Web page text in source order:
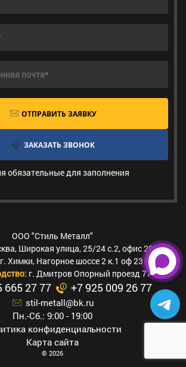
ОТПРАВИТЬ ЗАЯВКУ
ЗАКАЗАТЬ ЗВОНОК
обязательные для заполнения
ООО "Стиль Металл"
, Широкая улица, 25/24 с.2, офис 205
г. Химки, Нагорное шоссе 2 к.1 оф 23
г. Дмитров Опорный проезд 77
665 27 77 +7 925 009 26 77
stil-metall@bk.ru
Пн.-Сб.: 9:00 - 19:00
конфиденциальности
Карта сайта
© 2026